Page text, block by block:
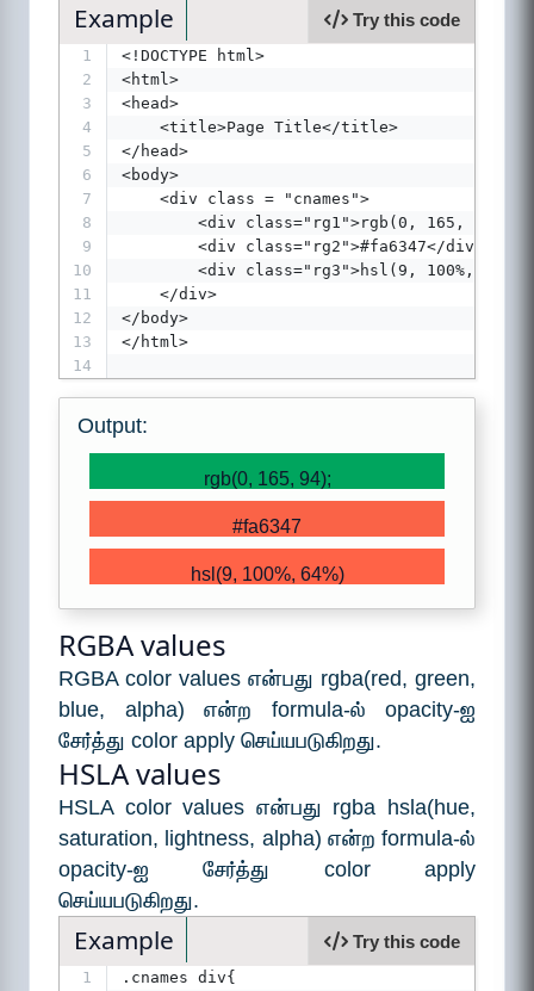
Example Try this code
1
<!DOCTYPE html>
2
<html>
3
<head>
4
    <title>Page Title</title>
5
</head>
6
<body>
7
    <div class = "cnames">
8
<div class="rg1">rgb(0, 165,
9
        <div class="rg2">#fa6347</div>
10
<div class="rg3">hsl(9, 100%,
11
    </div>
12
</body>
13
</html>
14
Output:
rgb(0, 165, 94);
#fa6347
hsl(9, 100%, 64%)
RGBA values
RGBA color values என்பது rgba(red, green,
blue, alpha) என்ற formula-ல் opacity-ஐ
சேர்த்து color apply செய்யபடுகிறது.
HSLA values
HSLA color values என்பது rgba hsla(hue,
saturation, lightness, alpha) என்ற formula-ல்
opacity-ஐ சேர்த்து color apply
செய்யபடுகிறது.
Example Try this code
1 .cnames div{